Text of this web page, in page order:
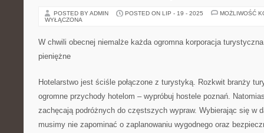
POSTED BY ADMIN POSTED ON LIP - 19 - 2025
MOŻLIWOŚĆ
WYŁĄCZONA
W chwili obecnej niemalże każda ogromna korporacja
pieniężne
Hotelarstwo jest ściśle połączone z turystyką. Rozkwit branży
ogromne przychody hotelom – wypróbuj hostele poznań.
zachęcają podróżnych do częstszych wypraw. Wybierając się w
musimy nie zapominać o zaplanowaniu wygodnego oraz